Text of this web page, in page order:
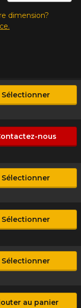
dimension?
Sélectionner
nous
Sélectionner
Sélectionner
Sélectionner
au panier